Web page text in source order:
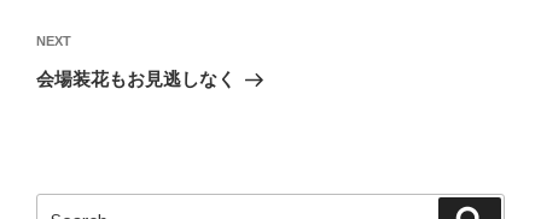
ビ
ゲ
Next
Post
NEXT
会場装花もお見逃しなく